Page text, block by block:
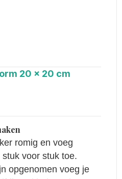
20 x 20 cm
romig en voeg
voor stuk toe.
opgenomen voeg je